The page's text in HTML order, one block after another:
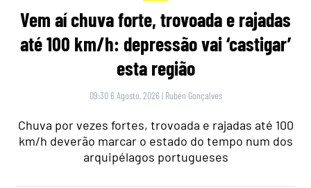
Vem aí chuva forte, trovoada e rajadas
até 100 km/h: depressão vai ‘castigar’
esta região
09:30 6 Agosto, 2026 | Rubén Gonçalves
Chuva por vezes fortes, trovoada e rajadas até 100
km/h deverão marcar o estado do tempo num dos
arquipélagos portugueses